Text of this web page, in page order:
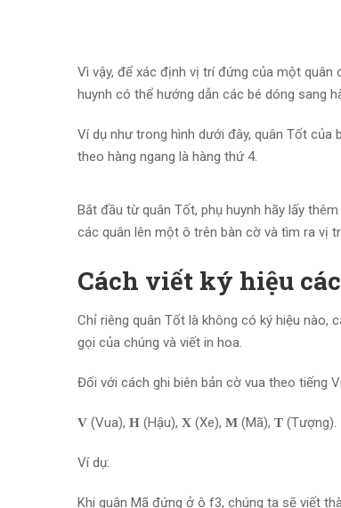
Vì vậy, để xác định vị trí đứng của một
huynh có thể hướng dẫn các bé dóng sang
Ví dụ như trong hình dưới đây, quân Tốt của
theo hàng ngang là hàng thứ 4.
Bắt đầu từ quân Tốt, phụ huynh hãy lấy
các quân lên một ô trên bàn cờ và tìm ra vị
Cách viết ký hiệu
Chỉ riêng quân Tốt là không có ký hiệu nào,
gọi của chúng và viết in hoa.
Đối với cách ghi biên bản cờ vua theo tiếng
V (Vua), H (Hậu), X (Xe), M (Mã), T (Tượng).
Ví dụ:
Khi quân Mã đứng ở ô f3, chúng ta sẽ viết